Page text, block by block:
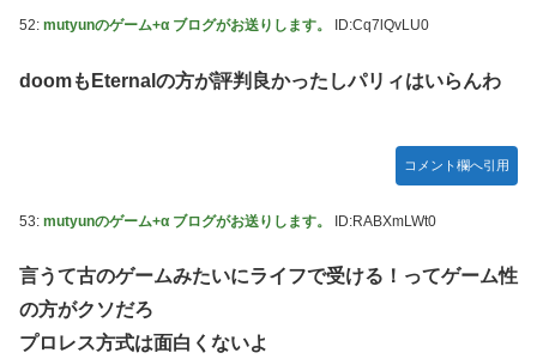
52: mutyunのゲーム+α ブログがお送りします。 ID:Cq7lQvLU0
doomもEternalの方が評判良かったしパリィはいらんわ
コメント欄へ引用
53: mutyunのゲーム+α ブログがお送りします。 ID:RABXmLWt0
言うて古のゲームみたいにライフで受ける！ってゲーム性
の方がクソだろ
プロレス方式は面白くないよ